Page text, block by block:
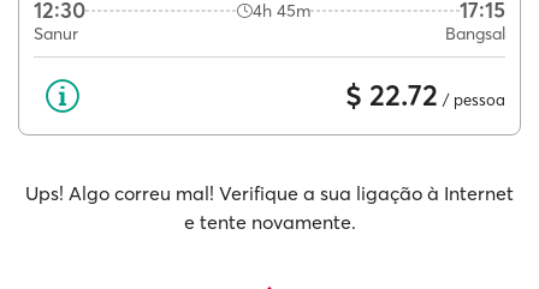
12:30 4h 45m 17:15
Sanur Bangsal
$ 22.72 / pessoa
Ups! Algo correu mal! Verifique a sua ligação à Internet
e tente novamente.